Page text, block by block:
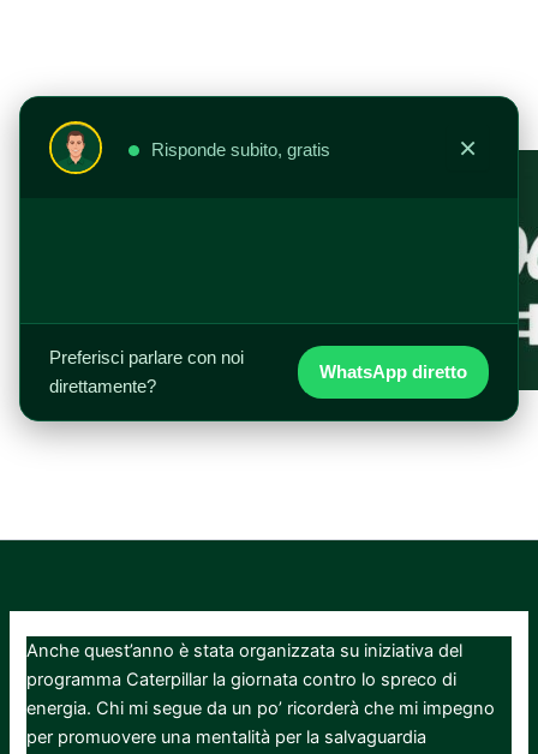
Risponde subito, gratis ×
Preferisci parlare con noi
direttamente?
WhatsApp diretto
Anche quest’anno è stata organizzata su iniziativa del
programma Caterpillar la giornata contro lo spreco di
energia. Chi mi segue da un po’ ricorderà che mi impegno
per promuovere una mentalità per la salvaguardia